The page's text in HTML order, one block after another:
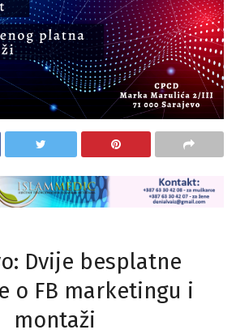
Dvije besplatne
o FB marketingu i
montaži